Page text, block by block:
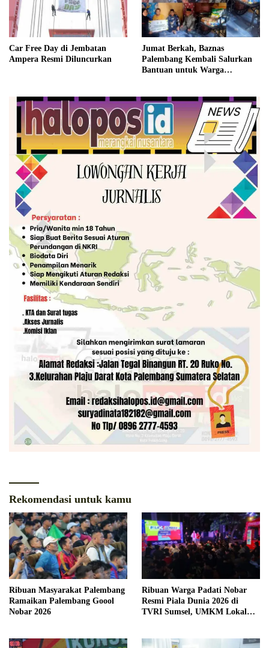
Car Free Day di Jembatan
Ampera Resmi Diluncurkan
Jumat Berkah, Baznas
Palembang Kembali Salurkan
Bantuan untuk Warga
Rekomendasi untuk kamu
Ribuan Masyarakat Palembang
Ramaikan Palembang Goool
Nobar 2026
Ribuan Warga Padati Nobar
Resmi Piala Dunia 2026 di
TVRI Sumsel, UMKM Lokal